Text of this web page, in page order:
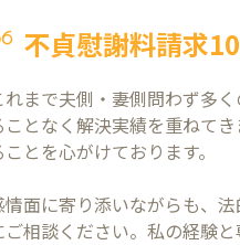
不貞慰謝料請求
れまで夫側・妻側問わず多
ことなく解決実績を重ねて
ことを心がけております。
情面に寄り添いながらも、
ご相談ください。私の経験